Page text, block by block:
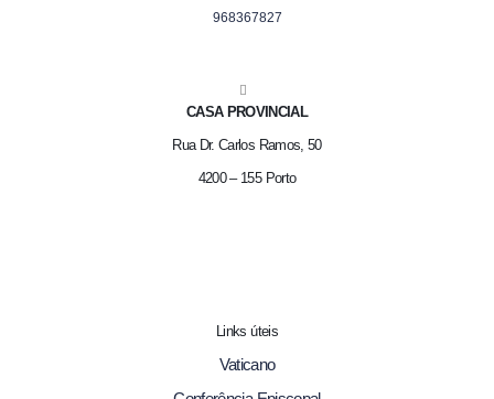
968367827
CASA PROVINCIAL
Rua Dr. Carlos Ramos, 50
4200 – 155 Porto
Links úteis
Vaticano